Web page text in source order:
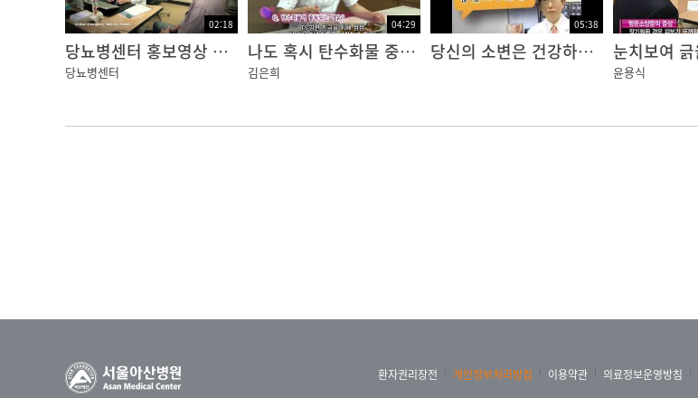
02:18
당뇨병센터 홍보영상 영문
당뇨병센터
04:29
나도 혹시 탄수화물 중독?
김은희
05:38
당신의 소변은 건강하십니까?
윤용식
환자권리장전 개인정보처리방침 이용약관 의료정보운영방침